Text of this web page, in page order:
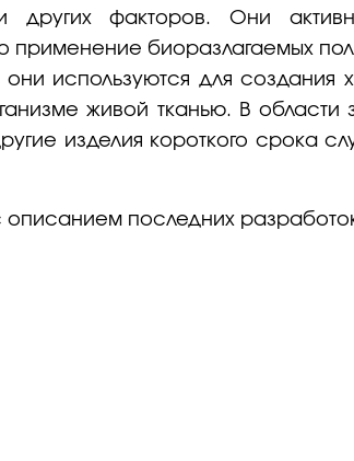
других факторов. Они
биоразлагаемых
используются для создания
живой тканью. В
изделия короткого срока
последних